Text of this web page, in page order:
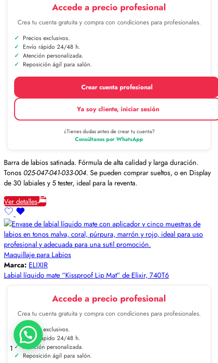
Accede a precio profesional
Crea tu cuenta gratuita y compra con condiciones para profesionales.
Precios exclusivos.
Envío rápido 24/48 h.
Atención personalizada.
Reposición ágil para salón.
Crear cuenta profesional
Ya soy cliente, iniciar sesión
¿Tienes dudas antes de crear tu cuenta?
Consúltanos por WhatsApp
Barra de labios satinada. Fórmula de alta calidad y larga duración.
Tonos 025-047-041-033-004. Se pueden comprar sueltos, o en Display
de 30 labiales y 5 tester, ideal para la reventa.
Ver detalles
Maquillaje para Labios
Marca: ELIXIR
Labial líquido mate “Kissproof Lip Mat” de Elixir, 740T6
Accede a precio profesional
Crea tu cuenta gratuita y compra con condiciones para profesionales.
Precios exclusivos.
Envío rápido 24/48 h.
Atención personalizada.
Reposición ágil para salón.
1